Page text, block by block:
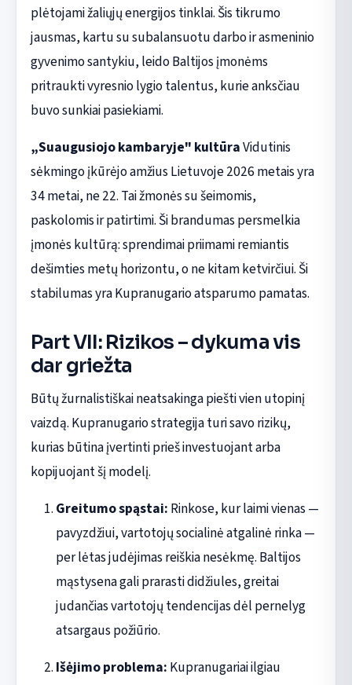
plėtojami žaliųjų energijos tinklai. Šis tikrumo
jausmas, kartu su subalansuotu darbo ir asmeninio
gyvenimo santykiu, leido Baltijos įmonėms
pritraukti vyresnio lygio talentus, kurie anksčiau
buvo sunkiai pasiekiami.
„Suaugusiojo kambaryje" kultūraVidutinis
sėkmingo įkūrėjo amžius Lietuvoje 2026 metais yra
34 metai, ne 22. Tai žmonės su šeimomis,
paskolomis ir patirtimi. Ši brandumas persmelkia
įmonės kultūrą: sprendimai priimami remiantis
dešimties metų horizontu, o ne kitam ketvirčiui. Ši
stabilumas yra Kupranugario atsparumo pamatas.
Part VII: Rizikos – dykuma vis
dar griežta
Būtų žurnalistiškai neatsakinga piešti vien utopinį
vaizdą. Kupranugario strategija turi savo rizikų,
kurias būtina įvertinti prieš investuojant arba
kopijuojant šį modelį.
Greitumo spąstai: Rinkose, kur laimi vienas —
pavyzdžiui, vartotojų socialinė atgalinė rinka —
per lėtas judėjimas reiškia nesėkmę. Baltijos
mąstysena gali prarasti didžiules, greitai
judančias vartotojų tendencijas dėl pernelyg
atsargaus požiūrio.
Išėjimo problema: Kupranugariai ilgiau